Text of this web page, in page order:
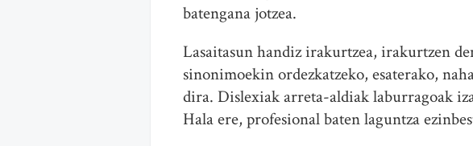
batengana jotzea.
Lasaitasun handiz irakurtzea, irakurtzen
sinonimoekin ordezkatzeko, esaterako,
dira. Dislexiak arreta-aldiak laburragoak
Hala ere, profesional baten laguntza